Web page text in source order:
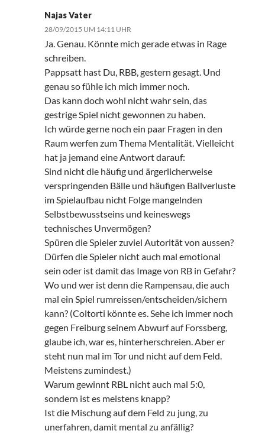
Najas Vater
28/09/2015 UM 14:11 UHR
Ja. Genau. Könnte mich gerade etwas in Rage
schreiben.
Pappsatt hast Du, RBB, gestern gesagt. Und
genau so fühle ich mich immer noch.
Das kann doch wohl nicht wahr sein, das
gestrige Spiel nicht gewonnen zu haben.
Ich würde gerne noch ein paar Fragen in den
Raum werfen zum Thema Mentalität. Vielleicht
hat ja jemand eine Antwort darauf:
Sind nicht die häufig und ärgerlicherweise
verspringenden Bälle und häufigen Ballverluste
im Spielaufbau nicht Folge mangelnden
Selbstbewusstseins und keineswegs
technisches Unvermögen?
Spüren die Spieler zuviel Autorität von aussen?
Dürfen die Spieler nicht auch mal emotional
sein oder ist damit das Image von RB in Gefahr?
Wo und wer ist denn die Rampensau, die auch
mal ein Spiel rumreissen/entscheiden/sichern
kann? (Coltorti könnte es. Sehe ich immer noch
gegen Freiburg seinem Abwurf auf Forssberg,
glaube ich, war es, hinterherschreien. Aber er
steht nun mal im Tor und nicht auf dem Feld.
Meistens zumindest.)
Warum gewinnt RBL nicht auch mal 5:0,
sondern ist es meistens knapp?
Ist die Mischung auf dem Feld zu jung, zu
unerfahren, damit mental zu anfällig?